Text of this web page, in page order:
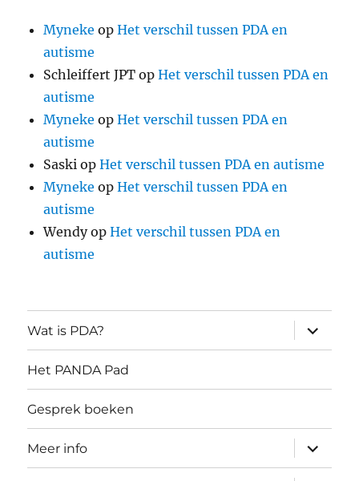
Myneke opHet verschil tussen PDA en
autisme
Schleiffert JPT opHet verschil tussen PDA en
autisme
Myneke opHet verschil tussen PDA en
autisme
Saski opHet verschil tussen PDA en autisme
Myneke opHet verschil tussen PDA en
autisme
WendyopHet verschil tussen PDA en
autisme
Wat is PDA?
Het PANDA Pad
Gesprek boeken
Meer info